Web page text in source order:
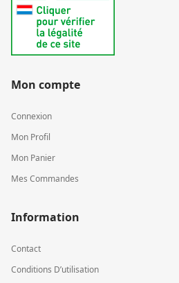
Mon compte
Connexion
Mon Profil
Mon Panier
Mes Commandes
Information
Contact
Conditions D’utilisation